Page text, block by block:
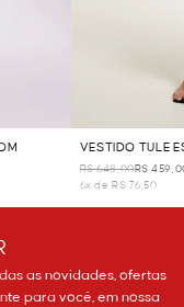
VESTIDO TULE
R$ 648,00R$
6x de R$ 76,50
as novidades, ofertas
para você, em nossa